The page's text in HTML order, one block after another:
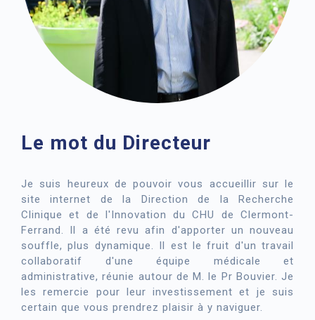
Le mot du Directeur
Je suis heureux de pouvoir vous accueillir sur le
site internet de la Direction de la Recherche
Clinique et de l'Innovation du CHU de Clermont-
Ferrand. Il a été revu afin d'apporter un nouveau
souffle, plus dynamique. Il est le fruit d'un travail
collaboratif d'une équipe médicale et
administrative, réunie autour de M. le Pr Bouvier. Je
les remercie pour leur investissement et je suis
certain que vous prendrez plaisir à y naviguer.